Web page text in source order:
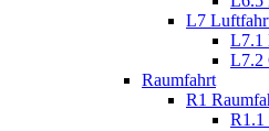
L7
L7.1
L7.2
Raumfahrt
R1
R1.1